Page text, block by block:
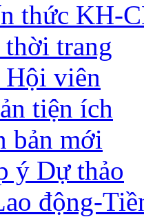
thức KH-
trang
viên
tiện ích
bản mới
ý Dự thảo
động-